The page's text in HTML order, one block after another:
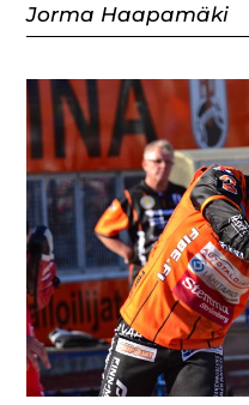
Jorma Haapamäki